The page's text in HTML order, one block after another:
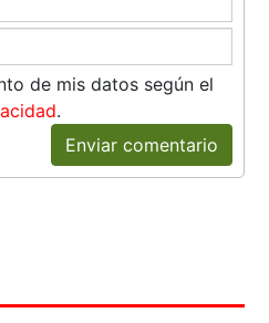
de mis datos según el
.
Enviar comentario